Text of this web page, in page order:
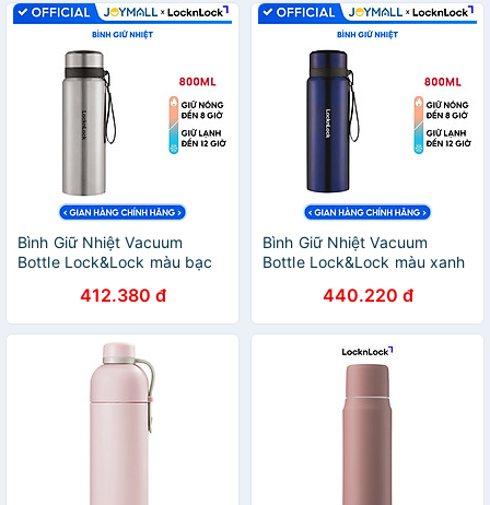
Bình Giữ Nhiệt Vacuum
Bottle Lock&Lock màu bạc
chính hãng, thép không gỉ,
độ bền cao - JoyMall
412.380 đ
Bình Giữ Nhiệt Vacuum
Bottle Lock&Lock màu xanh
Hàng chính hãng, thép
không gỉ, độ bền cao -
JoyMall
440.220 đ